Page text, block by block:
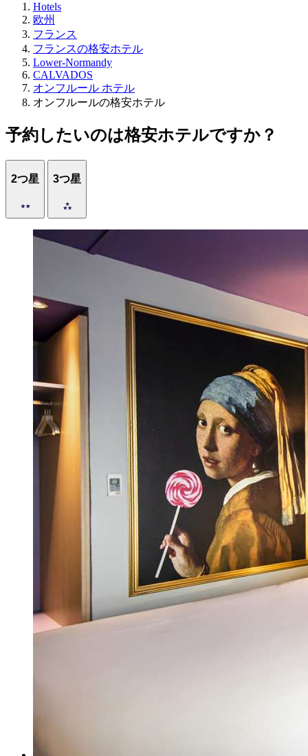
Hotels
欧州
フランス
フランスの格安ホテル
Lower-Normandy
CALVADOS
オンフルール ホテル
オンフルールの格安ホテル
予約したいのは格安ホテルですか？
2つ星 3つ星